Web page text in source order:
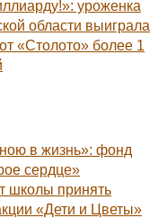
уроженка
области выиграла
«Столото» более 1
в жизнь»: фонд
сердце»
школы принять
«Дети и Цветы»